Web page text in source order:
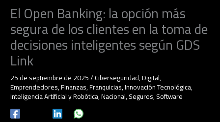
El Open Banking: la opción más
segura de los clientes en la toma de
decisiones inteligentes según GDS
Link
25 de septiembre de 2025/Ciberseguridad,Digital,
Emprendedores,Finanzas,Franquicias,Innovación Tecnológica,
Inteligencia Artificial y Robótica,Nacional,Seguros,Software